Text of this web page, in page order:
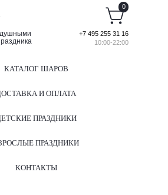
+7 495 255 31 16
10:00-22:00
0
КАТАЛОГ ШАРОВ
И ОПЛАТА
ПРАЗДНИКИ
ПРАЗДНИКИ
КОНТАКТЫ